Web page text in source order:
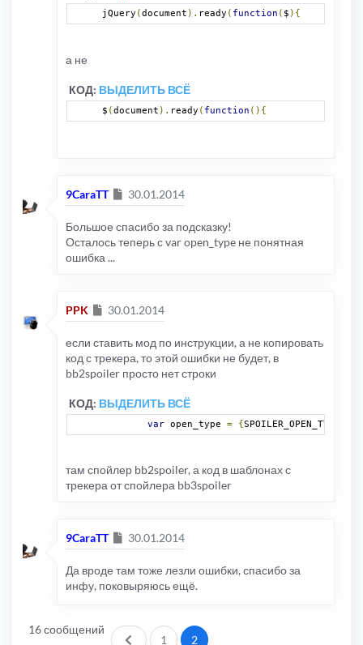
jQuery (document ). ready ( function ( $ ){
а не
КОД: ВЫДЕЛИТЬ ВСЁ
$ (document ). ready ( function (){
9CaraTT Сообщение
30.01.2014
Большое спасибо за подсказку!
Осталось теперь с var open_type не понятная
ошибка ...
PPK Сообщение
30.01.2014
если ставить мод по инструкции, а не копировать
код с трекера, то этой ошибки не будет, в
bb2spoiler просто нет строки
КОД: ВЫДЕЛИТЬ ВСЁ
var open_type = {SPOILER_OPEN_TYPE
там спойлер bb2spoiler, а код в шаблонах с
трекера от спойлера bb3spoiler
9CaraTT Сообщение
30.01.2014
Да вроде там тоже лезли ошибки, спасибо за
инфу, поковыряюсь ещё.
16 сообщений
Пред.1 2